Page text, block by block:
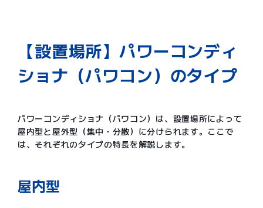
【設置場所】パワーコンディ
ショナ（パワコン）のタイプ
パワーコンディショナ（パワコン）は、設置場所によって
屋内型と屋外型（集中・分散）に分けられます。ここで
は、それぞれのタイプの特長を解説します。
屋内型